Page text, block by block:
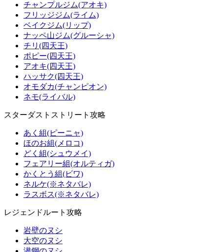
チャンプルジム(アオキ)
フリッジジム(ライム)
ベイクジム(リップ)
ナッペ山ジム(グルーシャ)
チリ(四天王)
ポピー(四天王)
アオキ(四天王)
ハッサク(四天王)
オモダカ(チャンピオン)
ネモ(ライバル)
スターダストストリート攻略
あく組(ピーニャ)
ほのお組(メロコ)
どく組(シュウメイ)
フェアリー組(オルティガ)
かくとう組(ビワ)
ネルケ(※ネタバレ)
ラスボス(※ネタバレ)
レジェンドルート攻略
岩壁のヌシ
大空のヌシ